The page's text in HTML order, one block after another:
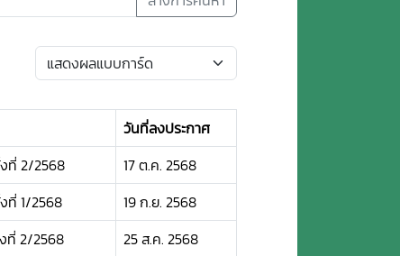
วันที่ลงประกาศ
ที่ 2/2568
17 ต.ค. 2568
ที่ 1/2568
19 ก.ย. 2568
ที่ 2/2568
25 ส.ค. 2568